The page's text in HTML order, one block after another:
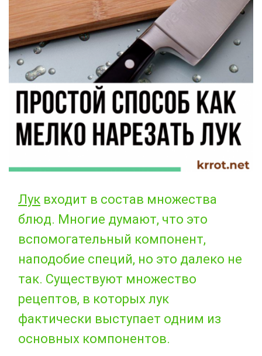
Лук входит в состав множества
блюд. Многие думают, что это
вспомогательный компонент,
наподобие специй, но это далеко не
так. Существуют множество
рецептов, в которых лук
фактически выступает одним из
основных компонентов.